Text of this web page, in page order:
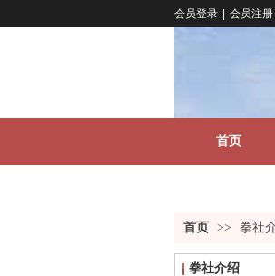
会员登录 会员注册
首页
首页 >> 拳社
拳社介绍